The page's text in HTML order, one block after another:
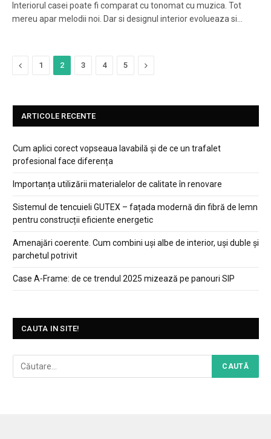
Interiorul casei poate fi comparat cu tonomat cu muzica. Tot
mereu apar melodii noi. Dar si designul interior evolueaza si…
Previous
1 2 3 4 5 Next
ARTICOLE RECENTE
Cum aplici corect vopseaua lavabilă și de ce un trafalet
profesional face diferența
Importanța utilizării materialelor de calitate în renovare
Sistemul de tencuieli GUTEX – fațada modernă din fibră de lemn
pentru construcții eficiente energetic
Amenajări coerente. Cum combini uși albe de interior, uși duble și
parchetul potrivit
Case A‑Frame: de ce trendul 2025 mizează pe panouri SIP
CAUTA IN SITE!